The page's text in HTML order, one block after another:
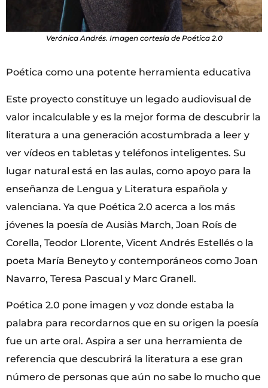
Verónica Andrés. Imagen cortesía de Poética 2.0
Poética como una potente herramienta educativa
Este proyecto constituye un legado audiovisual de
valor incalculable y es la mejor forma de descubrir la
literatura a una generación acostumbrada a leer y
ver vídeos en tabletas y teléfonos inteligentes. Su
lugar natural está en las aulas, como apoyo para la
enseñanza de Lengua y Literatura española y
valenciana. Ya que Poética 2.0 acerca a los más
jóvenes la poesía de Ausiàs March, Joan Roís de
Corella, Teodor Llorente, Vicent Andrés Estellés o la
poeta María Beneyto y contemporáneos como Joan
Navarro, Teresa Pascual y Marc Granell.
Poética 2.0 pone imagen y voz donde estaba la
palabra para recordarnos que en su origen la poesía
fue un arte oral. Aspira a ser una herramienta de
referencia que descubrirá la literatura a ese gran
número de personas que aún no sabe lo mucho que